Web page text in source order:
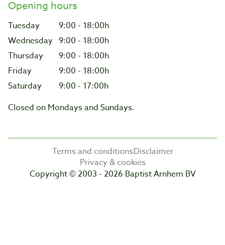
Opening hours
Tuesday
9:00 - 18:00h
Wednesday 9:00 - 18:00h
Thursday
9:00 - 18:00h
Friday
9:00 - 18:00h
Saturday
9:00 - 17:00h
Closed on Mondays and Sundays.
Terms and conditionsDisclaimer
Privacy & cookies
Copyright © 2003 - 2026 Baptist Arnhem BV